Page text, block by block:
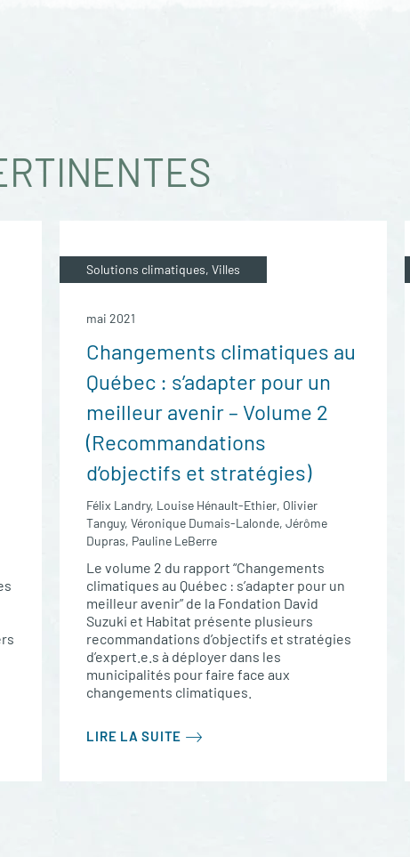
Solutions climatiques, Villes
mai 2021
Changements climatiques au
Québec : s’adapter pour un
meilleur avenir – Volume 2
(Recommandations
d’objectifs et stratégies)
Félix Landry, Louise Hénault-Ethier, Olivier
Tanguy, Véronique Dumais-Lalonde, Jérôme
Dupras, Pauline LeBerre
Le volume 2 du rapport “Changements
climatiques au Québec : s’adapter pour un
meilleur avenir” de la Fondation David
Suzuki et Habitat présente plusieurs
recommandations d’objectifs et stratégies
d’expert.e.s à déployer dans les
municipalités pour faire face aux
changements climatiques.
LIRE LA SUITE